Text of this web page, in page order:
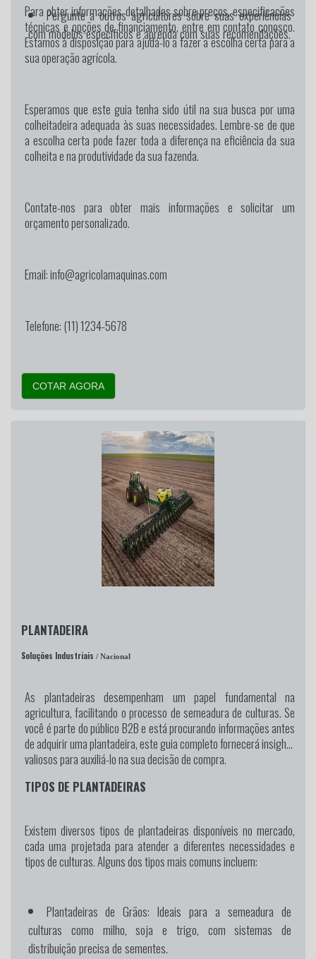
Pergunte a outros agricultores sobre suas experiências
com modelos específicos e aprenda com suas recomendações.
Para obter informações detalhadas sobre preços, especificações
técnicas e opções de financiamento, entre em contato conosco.
Estamos à disposição para ajudá-lo a fazer a escolha certa para a
sua operação agrícola.
Esperamos que este guia tenha sido útil na sua busca por uma
colheitadeira adequada às suas necessidades. Lembre-se de que
a escolha certa pode fazer toda a diferença na eficiência da sua
colheita e na produtividade da sua fazenda.
Contate-nos para obter mais informações e solicitar um
orçamento personalizado.
Email: info@agricolamaquinas.com
Telefone: (11) 1234-5678
COTAR AGORA
PLANTADEIRA
Soluções Industriais / Nacional
As plantadeiras desempenham um papel fundamental na
agricultura, facilitando o processo de semeadura de culturas. Se
você é parte do público B2B e está procurando informações antes
de adquirir uma plantadeira, este guia completo fornecerá insights
valiosos para auxiliá-lo na sua decisão de compra.
TIPOS DE PLANTADEIRAS
Existem diversos tipos de plantadeiras disponíveis no mercado,
cada uma projetada para atender a diferentes necessidades e
tipos de culturas. Alguns dos tipos mais comuns incluem:
Plantadeiras de Grãos: Ideais para a semeadura de
culturas como milho, soja e trigo, com sistemas de
distribuição precisa de sementes.